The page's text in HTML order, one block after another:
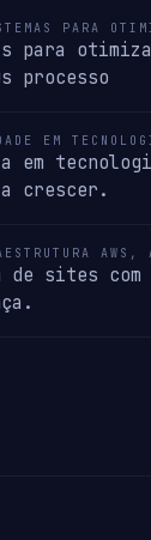
PARA
para
processo
EM
em
crescer.
AWS,
de sites